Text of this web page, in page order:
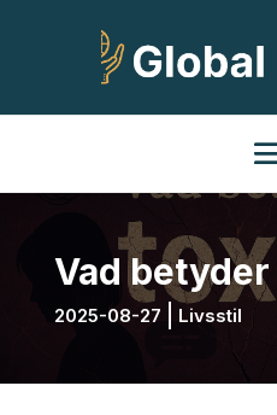
Vad
2025-08-27 Livsstil